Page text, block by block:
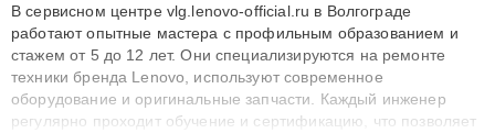
В сервисном центре vlg.lenovo-official.ru в Волгограде
работают опытные мастера с профильным образованием и
стажем от 5 до 12 лет. Они специализируются на ремонте
техники бренда Lenovo, используют современное
оборудование и оригинальные запчасти. Каждый инженер
регулярно проходит обучение и сертификацию, что позволяет